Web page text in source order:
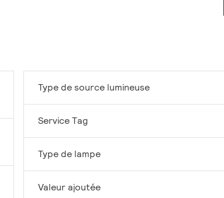
Type de source lumineuse
Service Tag
Type de lampe
Valeur ajoutée